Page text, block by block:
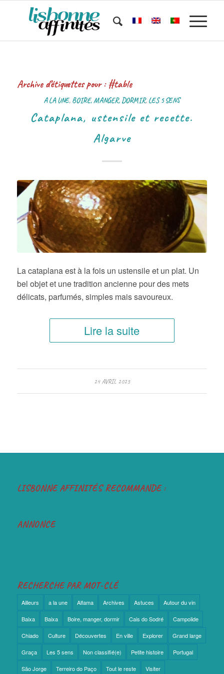
Archive d’étiquettes pour :#table
A LA UNE, BOIRE, MANGER, DORMIR, LES 5 SENS
Cataplana, ustensile et recette.
Algarve
La cataplana est à la fois un ustensile et un plat. Un
bel objet et une tradition ancienne pour des mets
délicats, parfumés, simples mais savoureux.
Lire la suite
24 AVRIL 2023
LISBONNE AFFINITÉS RECOMMANDE :
ANNONCE
RECHERCHE PAR MOT-CLÉ
Ailleurs a la une Alfama Archives Astuces Autour du vin
Baixa Baixa Boire, manger, dormir Cais do Sodré Campolide
Chiado Culture Découvertes En ville Explorer Grand large
Graça Les 5 sens Non classifié(e) Petite histoire Portugal
São Jorge Terreiro do Paço Tout le reste Visiter